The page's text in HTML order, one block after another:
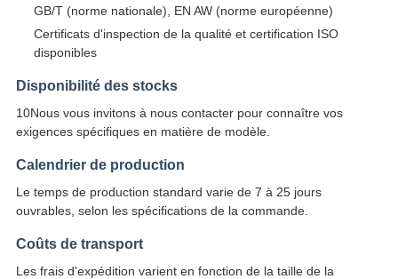
GB/T (norme nationale), EN AW (norme européenne)
Certificats d'inspection de la qualité et certification ISO
disponibles
Disponibilité des stocks
10Nous vous invitons à nous contacter pour connaître vos
exigences spécifiques en matière de modèle.
Calendrier de production
Le temps de production standard varie de 7 à 25 jours
ouvrables, selon les spécifications de la commande.
Coûts de transport
Les frais d'expédition varient en fonction de la taille de la